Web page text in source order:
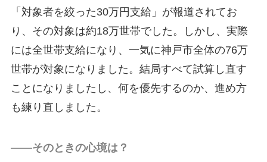
「対象者を絞った30万円支給」が報道されてお
り、その対象は約18万世帯でした。しかし、実際
には全世帯支給になり、一気に神戸市全体の76万
世帯が対象になりました。結局すべて試算し直す
ことになりましたし、何を優先するのか、進め方
も練り直しました。
――そのときの心境は？